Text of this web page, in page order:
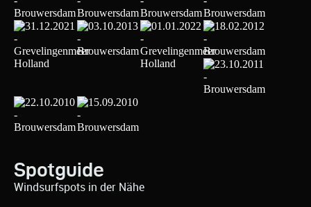
Spotguide
Windsurfspots in der Nähe